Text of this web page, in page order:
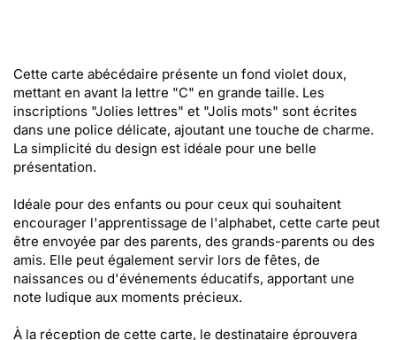
Cette carte abécédaire présente un fond violet doux,
mettant en avant la lettre "C" en grande taille. Les
inscriptions "Jolies lettres" et "Jolis mots" sont écrites
dans une police délicate, ajoutant une touche de charme.
La simplicité du design est idéale pour une belle
présentation.
Idéale pour des enfants ou pour ceux qui souhaitent
encourager l'apprentissage de l'alphabet, cette carte peut
être envoyée par des parents, des grands-parents ou des
amis. Elle peut également servir lors de fêtes, de
naissances ou d'événements éducatifs, apportant une
note ludique aux moments précieux.
À la réception de cette carte, le destinataire éprouvera